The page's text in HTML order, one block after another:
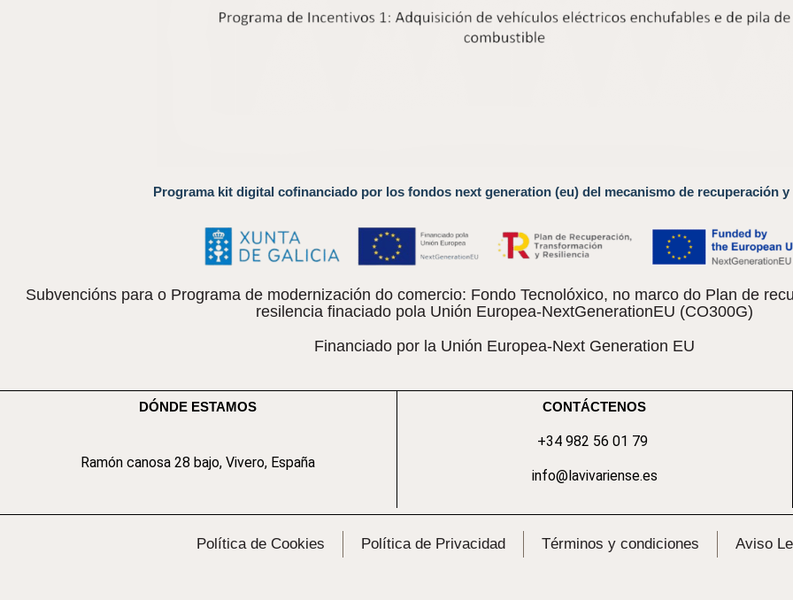
Programa kit digital cofinanciado por los fondos next generation (eu) del mecanismo de recuperación y
Subvencións para o Programa de modernización do comercio: Fondo Tecnolóxico, no marco do Plan de
resilencia finaciado pola Unión Europea-NextGenerationEU (CO300G)
Financiado por la Unión Europea-Next Generation EU
DÓNDE ESTAMOS
Ramón canosa 28 bajo, Vivero, España
CONTÁCTENOS
+34 982 56 01 79
info@lavivariense.es
Política de Cookies Política de Privacidad Términos y condiciones Aviso